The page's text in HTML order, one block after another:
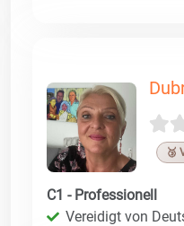
🥉
C1 - Professionell
Vereidigt von